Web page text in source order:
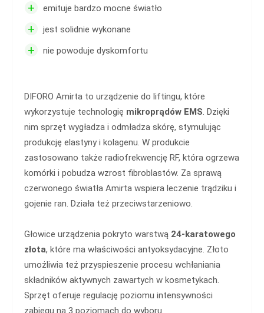
+ emituje bardzo mocne światło
+ jest solidnie wykonane
+ nie powoduje dyskomfortu
DIFORO Amirta to urządzenie do liftingu, które
wykorzystuje technologię mikroprądów EMS. Dzięki
nim sprzęt wygładza i odmładza skórę, stymulując
produkcję elastyny i kolagenu. W produkcie
zastosowano także radiofrekwencję RF, która ogrzewa
komórki i pobudza wzrost fibroblastów. Za sprawą
czerwonego światła Amirta wspiera leczenie trądziku i
gojenie ran. Działa też przeciwstarzeniowo.
Głowice urządzenia pokryto warstwą 24-karatowego
złota, które ma właściwości antyoksydacyjne. Złoto
umożliwia też przyspieszenie procesu wchłaniania
składników aktywnych zawartych w kosmetykach.
Sprzęt oferuje regulację poziomu intensywności
zabiegu na 3 poziomach do wyboru.